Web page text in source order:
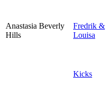
Anastasia Beverly
Hills
Fredrik &
Louisa
Kicks